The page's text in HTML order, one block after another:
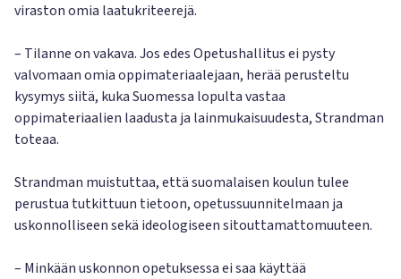
viraston omia laatukriteerejä.
– Tilanne on vakava. Jos edes Opetushallitus ei pysty
valvomaan omia oppimateriaalejaan, herää perusteltu
kysymys siitä, kuka Suomessa lopulta vastaa
oppimateriaalien laadusta ja lainmukaisuudesta, Strandman
toteaa.
Strandman muistuttaa, että suomalaisen koulun tulee
perustua tutkittuun tietoon, opetussuunnitelmaan ja
uskonnolliseen sekä ideologiseen sitouttamattomuuteen.
– Minkään uskonnon opetuksessa ei saa käyttää